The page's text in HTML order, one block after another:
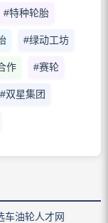
#特种轮胎
#绿动工坊
作 #赛轮
#双星集团
车油轮人才网